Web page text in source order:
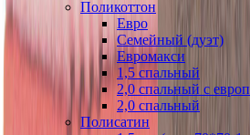
Поликоттон
Евро
Семейный (дуэт)
Евромакси
1,5 спальный
2,0 спальный с
2,0 спальный
Полисатин